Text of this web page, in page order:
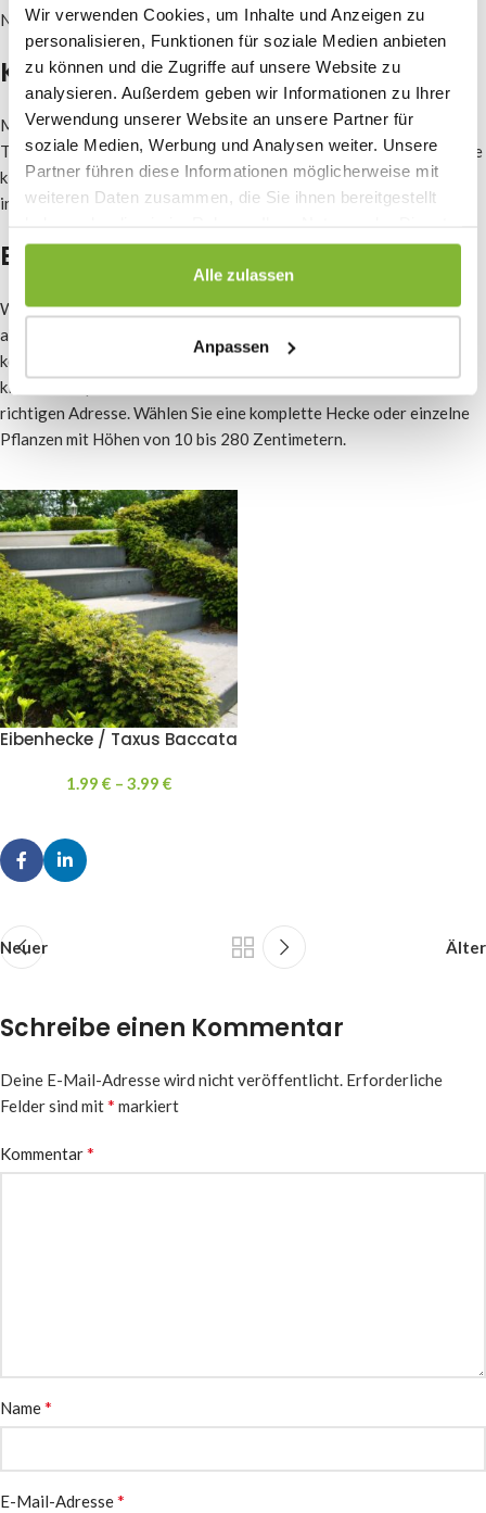
Wir verwenden Cookies, um Inhalte und Anzeigen zu
personalisieren, Funktionen für soziale Medien anbieten
zu können und die Zugriffe auf unsere Website zu
analysieren. Außerdem geben wir Informationen zu Ihrer
Verwendung unserer Website an unsere Partner für
soziale Medien, Werbung und Analysen weiter. Unsere
Partner führen diese Informationen möglicherweise mit
weiteren Daten zusammen, die Sie ihnen bereitgestellt
gesammelt haben.
Alle zulassen
Anpassen
Nematodenfalle, speziellem Kompost oder Pestiziden bekämpfen.
Kahlstellen in der Eibenhecke
Manchmal wächst ein Teil der Eibenhecke schneller als ein anderer
Teil, wodurch kahle Stellen entstehen. In diesem Fall können Sie eine
kleine Eibe dazwischen pflanzen. Oft wächst Ihre Hecke dann
innerhalb eines Jahres wieder schön dicht.
Eiben für Ihre Hecke kaufen
Wenn Ihre Eibenhecke so braun geworden ist, dass sie fast
abgestorben ist, ist es oft klüger, eine neue Hecke zu kaufen. Dazu
können Sie sich an Heckenpflanzenbaumschule.de wenden. Auch für
kleine Eibenpflanzen zum Auffüllen von Lücken sind Sie hier an der
richtigen Adresse. Wählen Sie eine komplette Hecke oder einzelne
Pflanzen mit Höhen von 10 bis 280 Zentimetern.
Eibenhecke / Taxus Baccata
1.99 € – 3.99 €
Neuer Älter
Schreibe einen Kommentar
Deine E-Mail-Adresse wird nicht veröffentlicht. Erforderliche
Felder sind mit* markiert
Kommentar*
Name*
E-Mail-Adresse*